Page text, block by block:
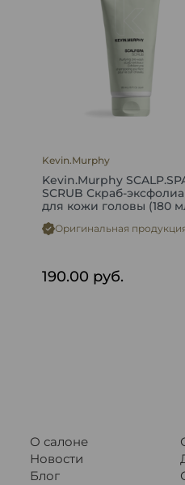
Kevin.Murphy
Kevin.Murphy
SCRUB Скраб-
для кожи головы (180
Оригинальная
190.00 руб.
О салоне
Новости
Блог